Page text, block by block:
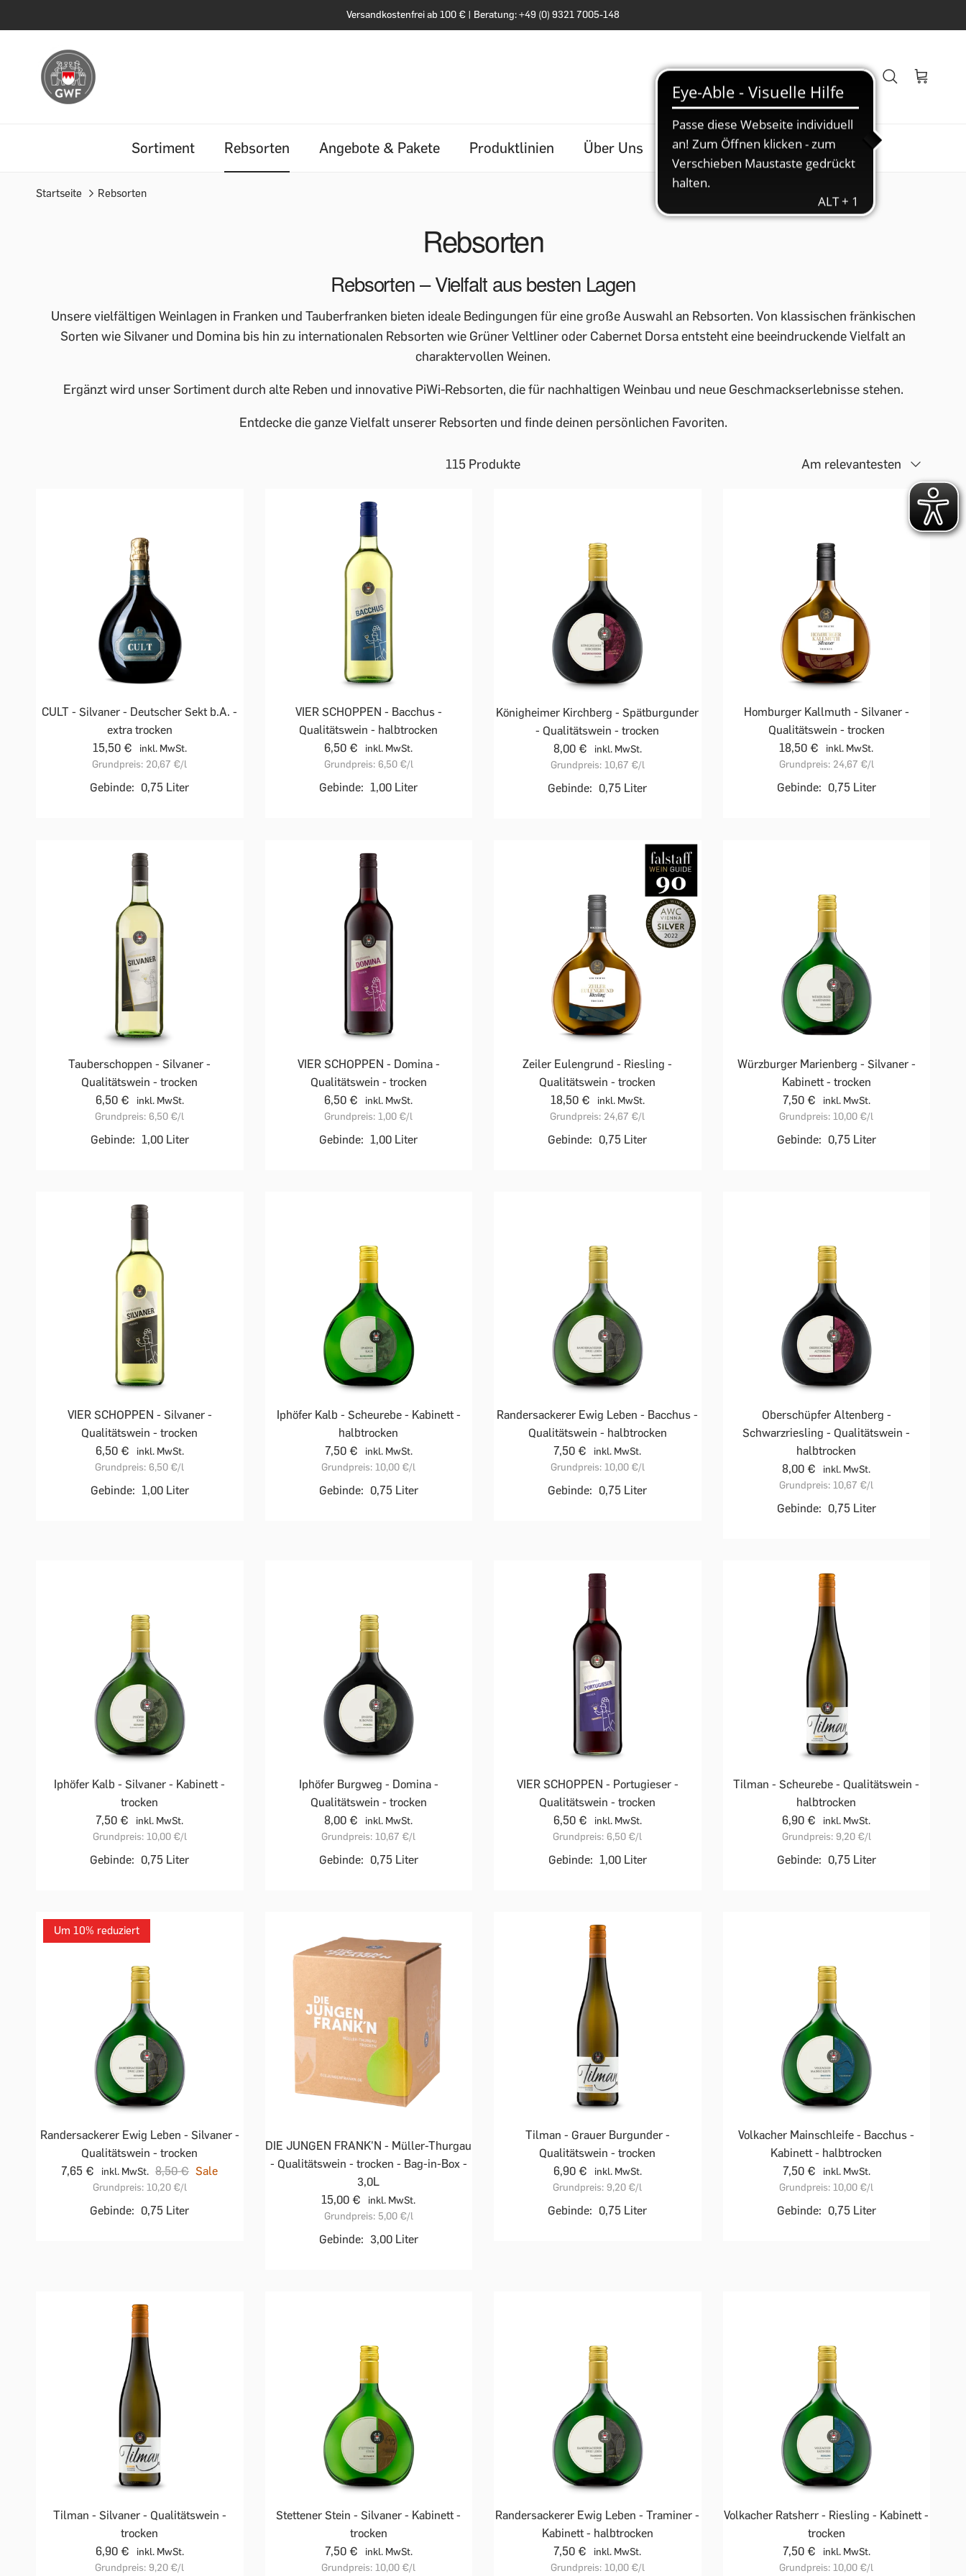
Versandkostenfrei ab 100 € | Beratung: +49 (0) 9321 7005-148
Sortiment Rebsorten Angebote & Pakete Produktlinien Über Uns Veranstaltungen Blog
Startseite Rebsorten
Rebsorten
Rebsorten – Vielfalt aus besten Lagen
Unsere vielfältigen Weinlagen in Franken und Tauberfranken bieten ideale Bedingungen für eine große Auswahl an Rebsorten. Von klassischen fränkischen
Sorten wie Silvaner und Domina bis hin zu internationalen Rebsorten wie Grüner Veltliner oder Cabernet Dorsa entsteht eine beeindruckende Vielfalt an
charaktervollen Weinen.
Ergänzt wird unser Sortiment durch alte Reben und innovative PiWi-Rebsorten, die für nachhaltigen Weinbau und neue Geschmackserlebnisse stehen.
Entdecke die ganze Vielfalt unserer Rebsorten und finde deinen persönlichen Favoriten.
115 Produkte Am relevantesten
CULT - Silvaner - Deutscher Sekt b.A. -
extra trocken
15,50 €
inkl. MwSt.
Grundpreis: 20,67 €/l
Gebinde: 0,75 Liter
VIER SCHOPPEN - Bacchus -
Qualitätswein - halbtrocken
6,50 €
inkl. MwSt.
Grundpreis: 6,50 €/l
Gebinde: 1,00 Liter
Königheimer Kirchberg - Spätburgunder
- Qualitätswein - trocken
8,00 €
inkl. MwSt.
Grundpreis: 10,67 €/l
Gebinde: 0,75 Liter
Homburger Kallmuth - Silvaner -
Qualitätswein - trocken
18,50 €
inkl. MwSt.
Grundpreis: 24,67 €/l
Gebinde: 0,75 Liter
Tauberschoppen - Silvaner -
Qualitätswein - trocken
6,50 €
inkl. MwSt.
Grundpreis: 6,50 €/l
Gebinde: 1,00 Liter
VIER SCHOPPEN - Domina -
Qualitätswein - trocken
6,50 €
inkl. MwSt.
Grundpreis: 1,00 €/l
Gebinde: 1,00 Liter
Zeiler Eulengrund - Riesling -
Qualitätswein - trocken
18,50 €
inkl. MwSt.
Grundpreis: 24,67 €/l
Gebinde: 0,75 Liter
Würzburger Marienberg - Silvaner -
Kabinett - trocken
7,50 €
inkl. MwSt.
Grundpreis: 10,00 €/l
Gebinde: 0,75 Liter
VIER SCHOPPEN - Silvaner -
Qualitätswein - trocken
6,50 €
inkl. MwSt.
Grundpreis: 6,50 €/l
Gebinde: 1,00 Liter
Iphöfer Kalb - Scheurebe - Kabinett -
halbtrocken
7,50 €
inkl. MwSt.
Grundpreis: 10,00 €/l
Gebinde: 0,75 Liter
Randersackerer Ewig Leben - Bacchus -
Qualitätswein - halbtrocken
7,50 €
inkl. MwSt.
Grundpreis: 10,00 €/l
Gebinde: 0,75 Liter
Oberschüpfer Altenberg -
Schwarzriesling - Qualitätswein -
halbtrocken
8,00 €
inkl. MwSt.
Grundpreis: 10,67 €/l
Gebinde: 0,75 Liter
Iphöfer Kalb - Silvaner - Kabinett -
trocken
7,50 €
inkl. MwSt.
Grundpreis: 10,00 €/l
Gebinde: 0,75 Liter
Iphöfer Burgweg - Domina -
Qualitätswein - trocken
8,00 €
inkl. MwSt.
Grundpreis: 10,67 €/l
Gebinde: 0,75 Liter
VIER SCHOPPEN - Portugieser -
Qualitätswein - trocken
6,50 €
inkl. MwSt.
Grundpreis: 6,50 €/l
Gebinde: 1,00 Liter
Tilman - Scheurebe - Qualitätswein -
halbtrocken
6,90 €
inkl. MwSt.
Grundpreis: 9,20 €/l
Gebinde: 0,75 Liter
Um 10% reduziert
Randersackerer Ewig Leben - Silvaner -
Qualitätswein - trocken
7,65 €
inkl. MwSt. 8,50 € Sale
Grundpreis: 10,20 €/l
Gebinde: 0,75 Liter
DIE JUNGEN FRANK'N - Müller-Thurgau
- Qualitätswein - trocken - Bag-in-Box -
3,0L
15,00 €
inkl. MwSt.
Grundpreis: 5,00 €/l
Gebinde: 3,00 Liter
Tilman - Grauer Burgunder -
Qualitätswein - trocken
6,90 €
inkl. MwSt.
Grundpreis: 9,20 €/l
Gebinde: 0,75 Liter
Volkacher Mainschleife - Bacchus -
Kabinett - halbtrocken
7,50 €
inkl. MwSt.
Grundpreis: 10,00 €/l
Gebinde: 0,75 Liter
Tilman - Silvaner - Qualitätswein -
trocken
6,90 €
inkl. MwSt.
Grundpreis: 9,20 €/l
Stettener Stein - Silvaner - Kabinett -
trocken
7,50 €
inkl. MwSt.
Grundpreis: 10,00 €/l
Randersackerer Ewig Leben - Traminer -
Kabinett - halbtrocken
7,50 €
inkl. MwSt.
Grundpreis: 10,00 €/l
Volkacher Ratsherr - Riesling - Kabinett -
trocken
7,50 €
inkl. MwSt.
Grundpreis: 10,00 €/l